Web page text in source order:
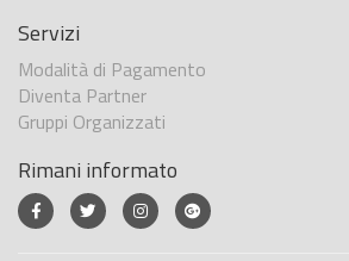
Servizi
Modalità di Pagamento
Diventa Partner
Gruppi Organizzati
Rimani informato